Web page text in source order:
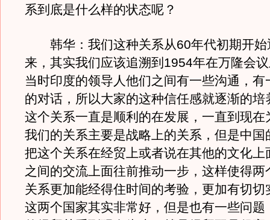
系到底是什么样的状态呢？
韩华：我们这种关系从60年代初期开始
来，其实我们应该追溯到1954年在万隆会
当时印度的领导人他们之间有一些沟通，有
的对话，所以大家的这种信任感就逐渐的培
这个关系一直是顺利的在发展，一直到现在
我们的关系主要是战略上的关系，但是中国
把这个关系在经贸上或者说在其他的文化上
之间的交流上面往前推动一步，这样使得两
关系更加能经得住时间的考验，更加有切切
这两个国家其实非常好，但是也有一些问题